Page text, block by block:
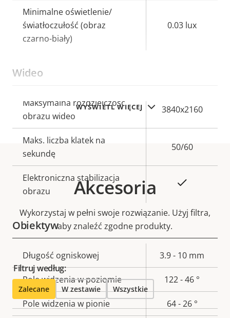
WYŚWIETL WIĘCEJ
Minimalne oświetlenie/
światłoczułość (obraz
czarno-biały)
0.03 lux
Wideo
Opis
nieruchomości
Wartość
Maksymalna rozdzielczość
obrazu wideo
3840x2160
Maks. liczba klatek na
sekundę
50/60
Elektroniczna stabilizacja
obrazu
Obiektyw
Opis
nieruchomości
nieruchomości
Długość ogniskowej 3.9 - 10 mm
Pole widzenia w poziomie 122 - 46 °
Pole widzenia w pionie 64 - 26 °
Akcesoria
Wykorzystaj w pełni swoje rozwiązanie. Użyj filtra,
aby znaleźć zgodne produkty.
Filtruj według:
Zalecane W zestawie Wszystkie